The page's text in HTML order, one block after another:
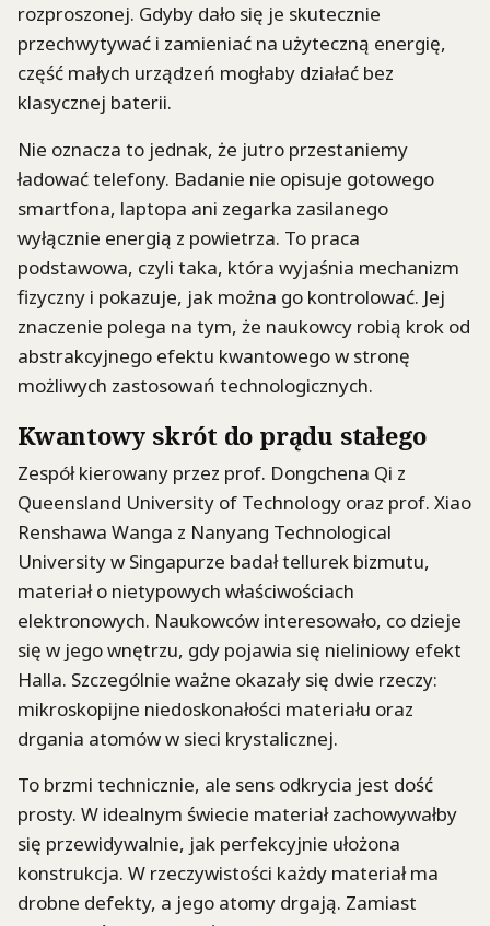
rozproszonej. Gdyby dało się je skutecznie
przechwytywać i zamieniać na użyteczną energię,
część małych urządzeń mogłaby działać bez
klasycznej baterii.
Nie oznacza to jednak, że jutro przestaniemy
ładować telefony. Badanie nie opisuje gotowego
smartfona, laptopa ani zegarka zasilanego
wyłącznie energią z powietrza. To praca
podstawowa, czyli taka, która wyjaśnia mechanizm
fizyczny i pokazuje, jak można go kontrolować. Jej
znaczenie polega na tym, że naukowcy robią krok od
abstrakcyjnego efektu kwantowego w stronę
możliwych zastosowań technologicznych.
Kwantowy skrót do prądu stałego
Zespół kierowany przez prof. Dongchena Qi z
Queensland University of Technology oraz prof. Xiao
Renshawa Wanga z Nanyang Technological
University w Singapurze badał tellurek bizmutu,
materiał o nietypowych właściwościach
elektronowych. Naukowców interesowało, co dzieje
się w jego wnętrzu, gdy pojawia się nieliniowy efekt
Halla. Szczególnie ważne okazały się dwie rzeczy:
mikroskopijne niedoskonałości materiału oraz
drgania atomów w sieci krystalicznej.
To brzmi technicznie, ale sens odkrycia jest dość
prosty. W idealnym świecie materiał zachowywałby
się przewidywalnie, jak perfekcyjnie ułożona
konstrukcja. W rzeczywistości każdy materiał ma
drobne defekty, a jego atomy drgają. Zamiast